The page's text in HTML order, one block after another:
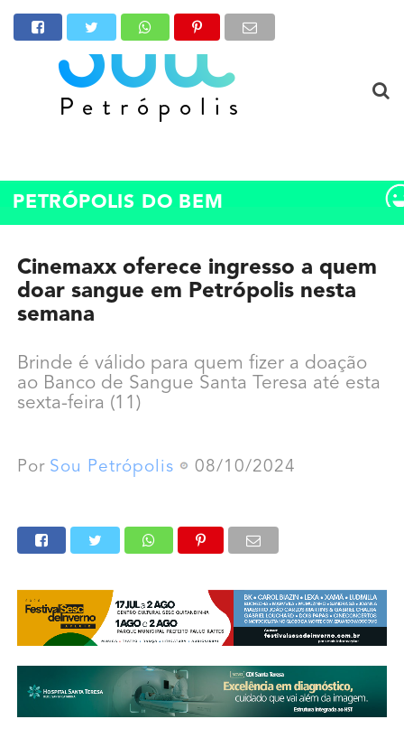
PETRÓPOLIS DO BEM
Cinemaxx oferece ingresso a quem
doar sangue em Petrópolis nesta
semana
Brinde é válido para quem fizer a doação
ao Banco de Sangue Santa Teresa até esta
sexta-feira (11)
Por Sou Petrópolis 08/10/2024